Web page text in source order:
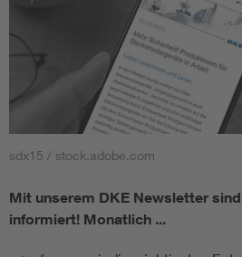
sdx15 / stock.adobe.com
Mit unserem DKE Newsletter
informiert! Monatlich ...